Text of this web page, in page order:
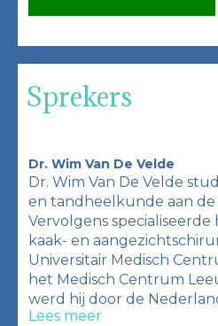
Sprekers
Dr. Wim Van De Velde
Dr. Wim Van De Velde
en tandheelkunde aan de
Vervolgens
kaak- en
Universitair Medisch
het Medisch Centrum
werd hij door de
Lees meer